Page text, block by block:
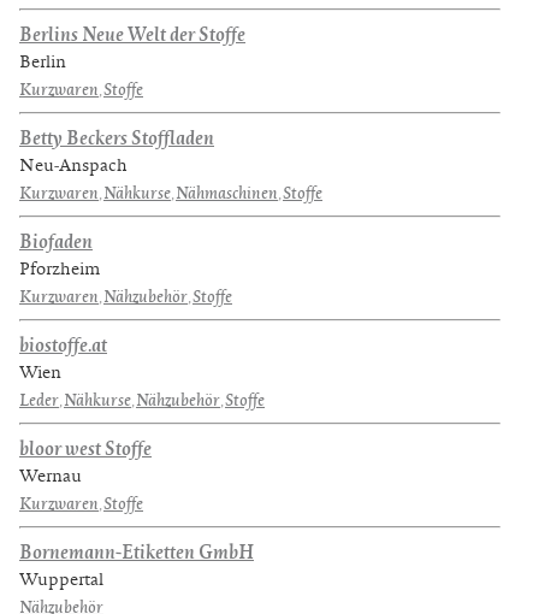
Berlins Neue Welt der Stoffe
Berlin
Kurzwaren,Stoffe
Betty Beckers Stoffladen
Neu-Anspach
Kurzwaren,Nähkurse,Nähmaschinen,Stoffe
Biofaden
Pforzheim
Kurzwaren,Nähzubehör,Stoffe
biostoffe.at
Wien
Leder,Nähkurse,Nähzubehör,Stoffe
bloor west Stoffe
Wernau
Kurzwaren,Stoffe
Bornemann-Etiketten GmbH
Wuppertal
Nähzubehör